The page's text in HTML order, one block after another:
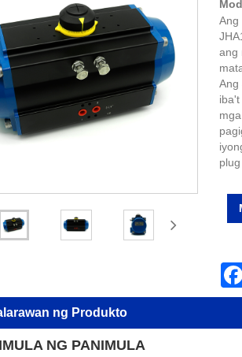
Ang
ang
Ang
plug
ng Produkto
NG PANIMULA